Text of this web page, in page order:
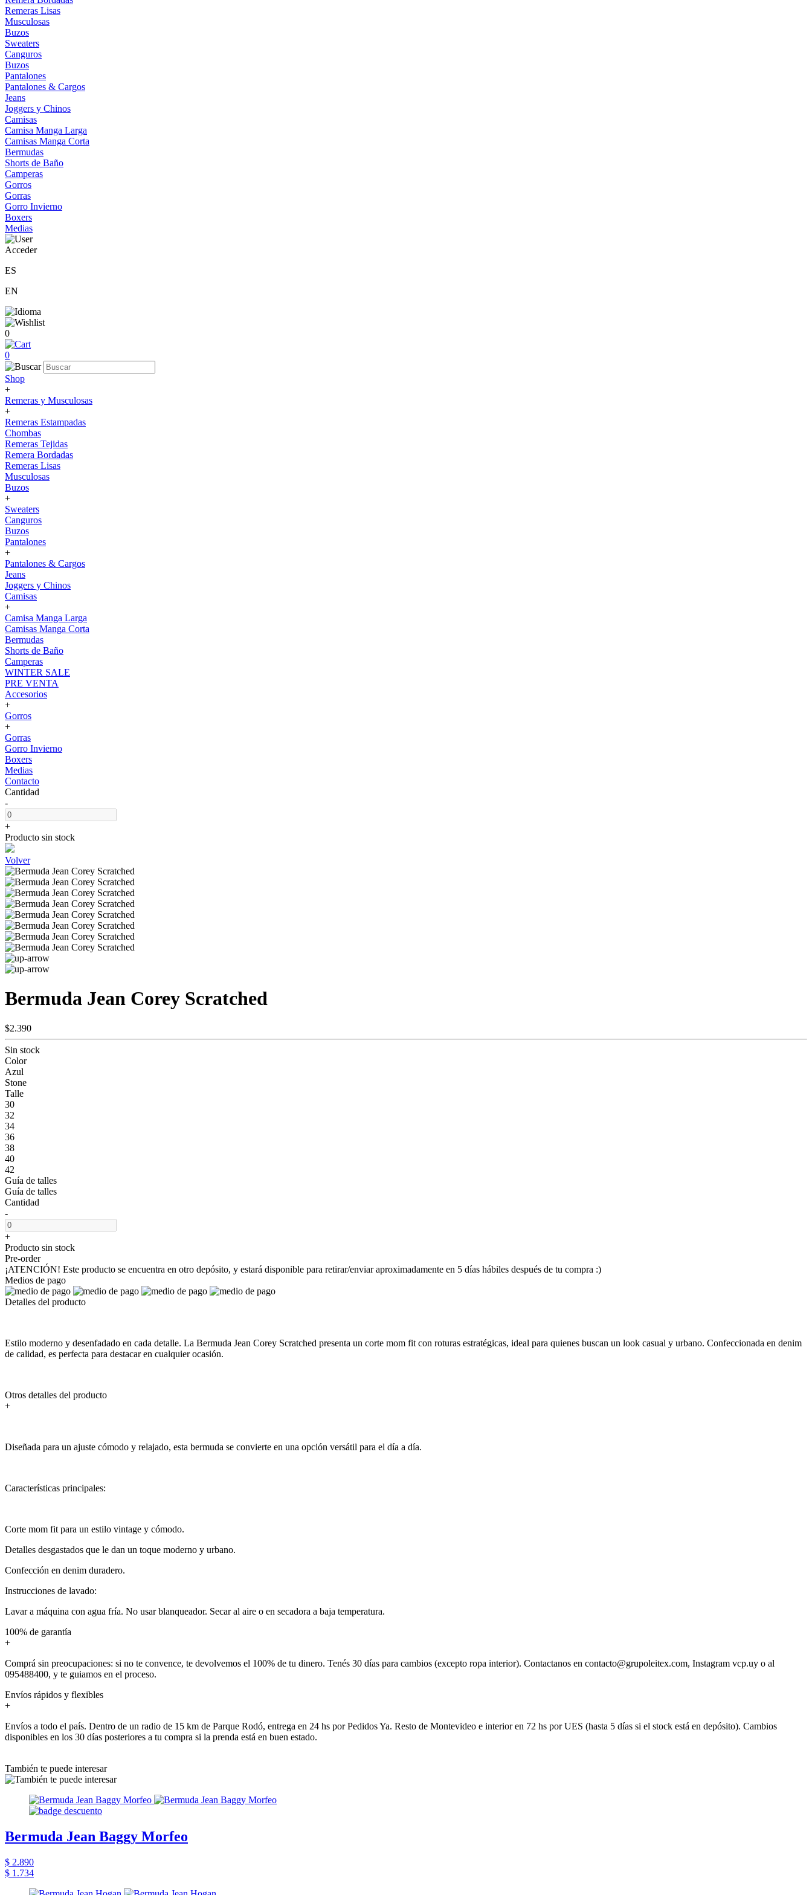
Remeras Lisas
Musculosas
Buzos
Sweaters
Canguros
Buzos
Pantalones
Pantalones & Cargos
Jeans
Joggers y Chinos
Camisas
Camisa Manga Larga
Camisas Manga Corta
Bermudas
Shorts de Baño
Camperas
Gorros
Gorras
Gorro Invierno
Boxers
Medias
Acceder
ES
EN
0
0
Shop
+
Remeras y Musculosas
+
Remeras Estampadas
Chombas
Remeras Tejidas
Remera Bordadas
Remeras Lisas
Musculosas
Buzos
+
Sweaters
Canguros
Buzos
Pantalones
+
Pantalones & Cargos
Jeans
Joggers y Chinos
Camisas
+
Camisa Manga Larga
Camisas Manga Corta
Bermudas
Shorts de Baño
Camperas
WINTER SALE
PRE VENTA
Accesorios
+
Gorros
+
Gorras
Gorro Invierno
Boxers
Medias
Contacto
Cantidad
-
+
Producto sin stock
Volver
Bermuda Jean Corey Scratched
$2.390
Sin stock
Color
Azul
Stone
Talle
30
32
34
36
38
40
42
Guía de talles
Guía de talles
Cantidad
-
+
Producto sin stock
Pre-order
¡ATENCIÓN! Este producto se encuentra en otro depósito, y estará disponible para retirar/enviar aproximadamente en 5 días hábiles después de tu compra :)
Medios de pago
Detalles del producto
Estilo moderno y desenfadado en cada detalle. La Bermuda Jean Corey Scratched presenta un corte mom fit con roturas estratégicas, ideal para quienes buscan un look casual y urbano. Confeccionada en denim
de calidad, es perfecta para destacar en cualquier ocasión.
Otros detalles del producto
+
Diseñada para un ajuste cómodo y relajado, esta bermuda se convierte en una opción versátil para el día a día.
Características principales:
Corte mom fit para un estilo vintage y cómodo.
Detalles desgastados que le dan un toque moderno y urbano.
Confección en denim duradero.
Instrucciones de lavado:
Lavar a máquina con agua fría. No usar blanqueador. Secar al aire o en secadora a baja temperatura.
100% de garantía
+
Comprá sin preocupaciones: si no te convence, te devolvemos el 100% de tu dinero. Tenés 30 días para cambios (excepto ropa interior). Contactanos en contacto@grupoleitex.com, Instagram vcp.uy o al
095488400, y te guiamos en el proceso.
Envíos rápidos y flexibles
+
Envíos a todo el país. Dentro de un radio de 15 km de Parque Rodó, entrega en 24 hs por Pedidos Ya. Resto de Montevideo e interior en 72 hs por UES (hasta 5 días si el stock está en depósito). Cambios
disponibles en los 30 días posteriores a tu compra si la prenda está en buen estado.
También te puede interesar
Bermuda Jean Baggy Morfeo
$ 2.890
$ 1.734